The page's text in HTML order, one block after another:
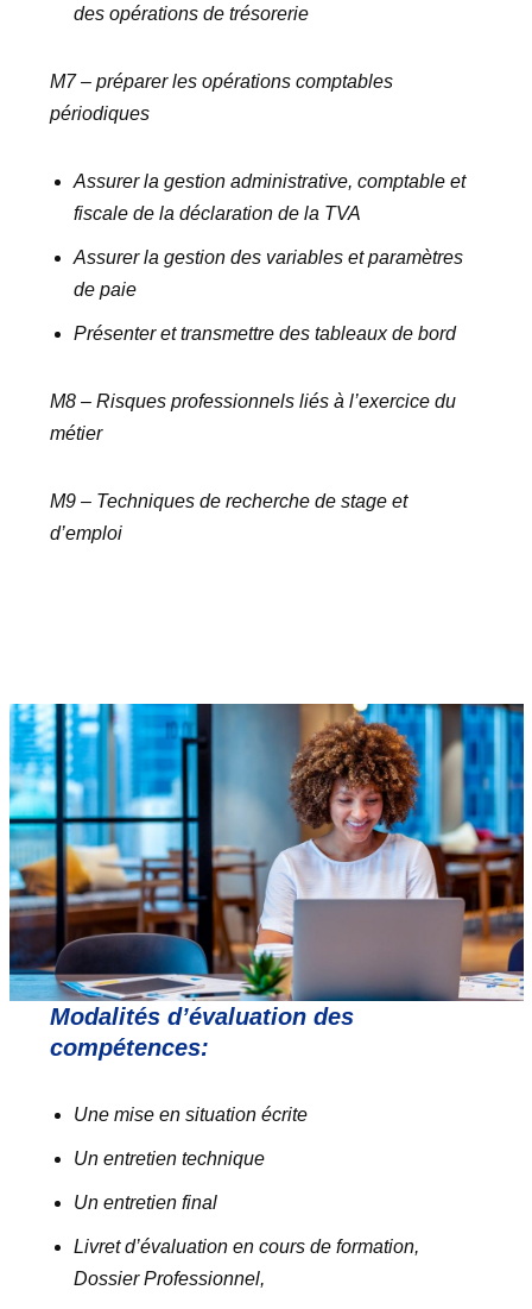
des opérations de trésorerie
M7 – préparer les opérations comptables
périodiques
Assurer la gestion administrative, comptable et
fiscale de la déclaration de la TVA
Assurer la gestion des variables et paramètres
de paie
Présenter et transmettre des tableaux de bord
M8 – Risques professionnels liés à l’exercice du
métier
M9 – Techniques de recherche de stage et
d’emploi
Modalités d’évaluation des
compétences:
Une mise en situation écrite
Un entretien technique
Un entretien final
Livret d’évaluation en cours de formation,
Dossier Professionnel,